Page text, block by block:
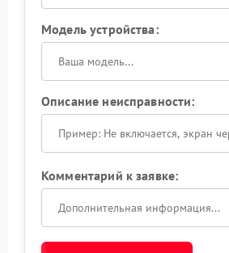
Модель устройства:
Описание неисправности:
Комментарий к заявке: